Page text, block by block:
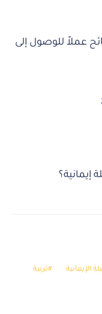
عملاً للوصول إلى
الإيمانية تربية